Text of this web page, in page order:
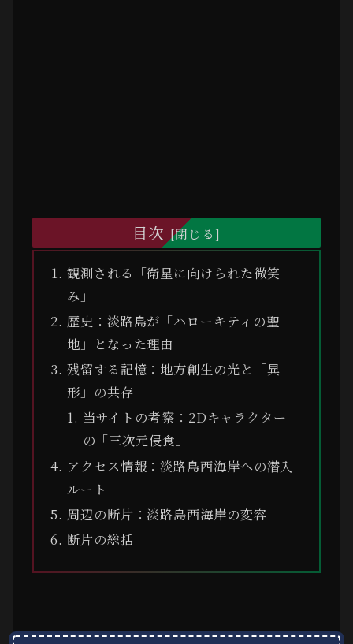
目次
観測される「衛星に向けられた微笑
み」
歴史：淡路島が「ハローキティの聖
地」となった理由
残留する記憶：地方創生の光と「異
形」の共存
当サイトの考察：2Dキャラクター
の「三次元侵食」
アクセス情報：淡路島西海岸への潜入
ルート
周辺の断片：淡路島西海岸の変容
断片の総括